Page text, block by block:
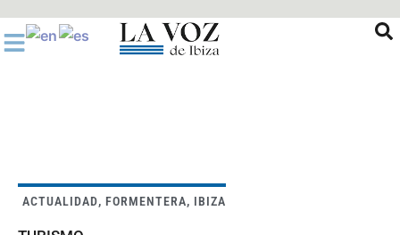
al
contenido
ACTUALIDAD, FORMENTERA, IBIZA